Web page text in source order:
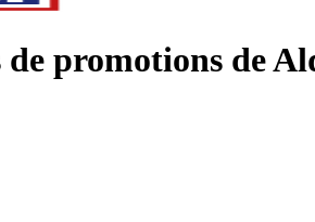
de promotions de